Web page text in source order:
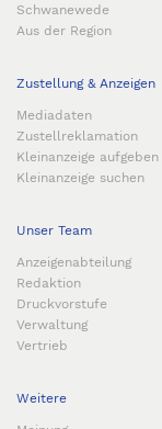
Schwanewede
Aus der Region
Zustellung & Anzeigen
Mediadaten
Zustellreklamation
Kleinanzeige aufgeben
Kleinanzeige suchen
Unser Team
Anzeigenabteilung
Redaktion
Druckvorstufe
Verwaltung
Vertrieb
Weitere